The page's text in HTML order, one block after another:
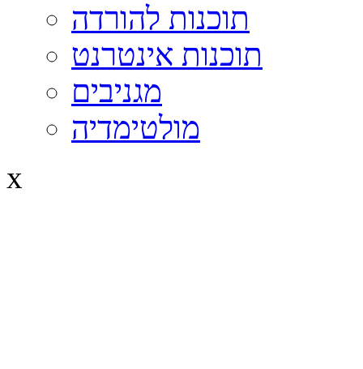
תוכנות להורדה
תוכנות אינטרנט
מגניבים
מולטימדיה
x